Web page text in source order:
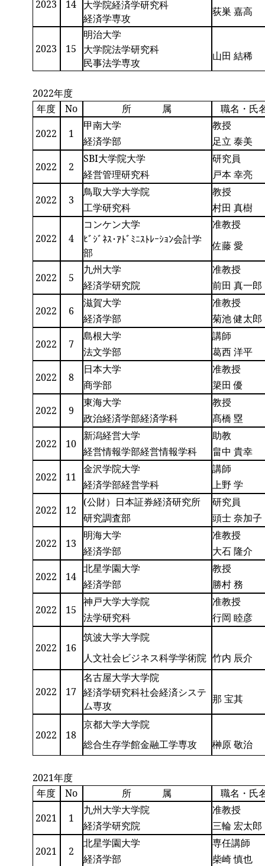
2023 14 大学院経済学研究科
経済学専攻
荻巣 嘉高
2023 15
明治大学
大学院法学研究科
民事法学専攻
山田 結稀
2022年度
年度
No 所 属
職名・氏
2022
1
甲南大学
教授
経済学部
足立 泰美
2022
2
SBI大学院大学
研究員
経営管理研究科
戸本 幸亮
2022
3
鳥取大学大学院
教授
工学研究科
村田 真樹
2022 4
コンケン大学
准教授
ﾋﾞｼﾞﾈｽ･ｱﾄﾞﾐﾆｽﾄﾚｰｼｮﾝ会計学
部
佐藤 愛
2022 5
九州大学
准教授
経済学研究院
前田 真一郎
2022
6
滋賀大学
准教授
経済学部
菊池 健太郎
2022
7
島根大学
講師
法文学部
葛西 洋平
2022
8
日本大学
准教授
商学部
簗田 優
2022
9
東海大学
教授
政治経済学部経済学科
髙橋 塁
2022
10
新潟経営大学
助教
経営情報学部経営情報学科
畠中 貴幸
2022
11
金沢学院大学
講師
経済学部経営学科
上野 学
2022
12
(公財）日本証券経済研究所
研究員
研究調査部
頭士 奈加子
2022
13
明海大学
准教授
経済学部
大石 隆介
2022
14
北星学園大学
教授
経済学部
勝村 務
2022
15
神戸大学大学院
准教授
法学研究科
行岡 睦彦
2022 16
筑波大学大学院
人文社会ビジネス科学学術院 竹内 辰介
2022 17
名古屋大学大学院
経済学研究科社会経済システ
ム専攻
那 宝其
2022 18
京都大学大学院
総合生存学館金融工学専攻
榊原 敬治
2021年度
年度
No 所 属
職名・氏
2021
1
九州大学大学院
准教授
経済学研究院
三輪 宏太郎
2021
2
北星学園大学
専任講師
経済学部
柴崎 慎也